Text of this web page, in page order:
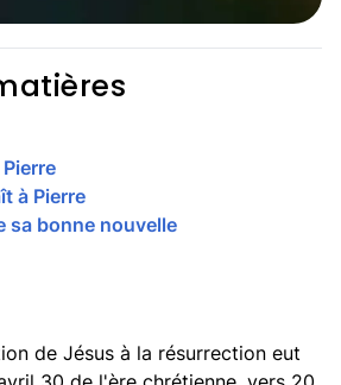
à Pierre
sa bonne nouvelle
de Jésus à la résurrection eut